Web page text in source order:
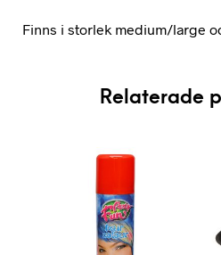
Finns i storlek medium/large
Relaterade